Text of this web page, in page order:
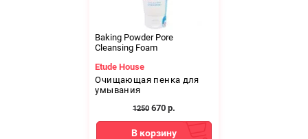
Baking Powder Pore
Cleansing Foam
Etude House
Очищающая пенка для
умывания
1250 670 р.
В корзину